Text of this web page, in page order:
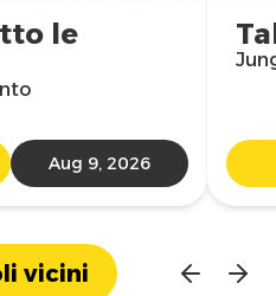
le
Aug 9, 2026
vicini